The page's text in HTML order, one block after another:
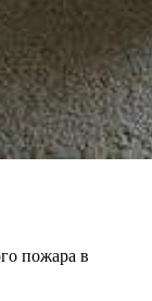
пожара в